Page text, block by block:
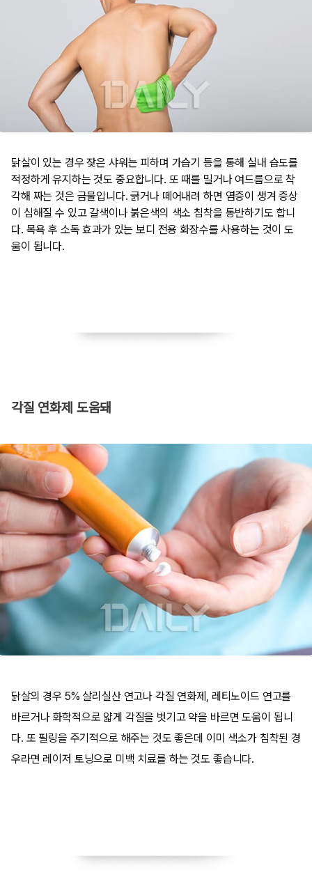
닭살이 있는 경우 잦은 샤워는 피하며 가습기 등을 통해 실내 습도를
적정하게 유지하는 것도 중요합니다. 또 때를 밀거나 여드름으로 착
각해 짜는 것은 금물입니다. 긁거나 떼어내려 하면 염증이 생겨 증상
이 심해질 수 있고 갈색이나 붉은색의 색소 침착을 동반하기도 합니
다. 목욕 후 소독 효과가 있는 보디 전용 화장수를 사용하는 것이 도
움이 됩니다.
​각질 연화제 도움돼
닭살의 경우 5% 살리실산 연고나 각질 연화제, 레티노이드 연고를
바르거나 화학적으로 얇게 각질을 벗기고 약을 바르면 도움이 됩니
다. 또 필링을 주기적으로 해주는 것도 좋은데 이미 색소가 침착된 경
우라면 레이저 토닝으로 미백 치료를 하는 것도 좋습니다.